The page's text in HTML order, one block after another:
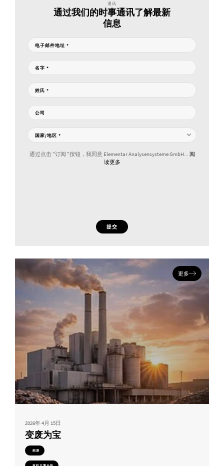
通讯
通过我们的时事通讯了解最新
信息
电子邮件地址 *
名字 *
姓氏 *
公司
国家/地区 *
通过点击 "订阅 "按钮，我同意 Elementar Analysensysteme GmbH... 阅
读更多
提交
更多
2026年 4月 15日
变废为宝
能源